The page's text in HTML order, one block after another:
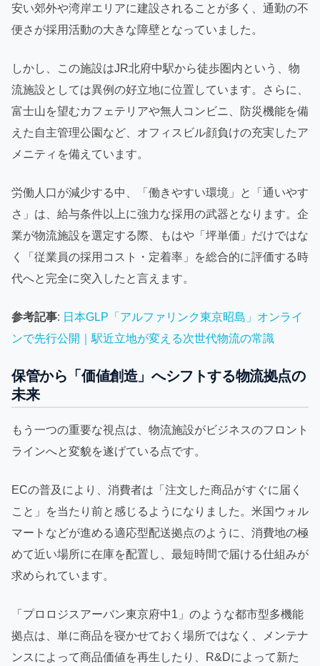
安い郊外や湾岸エリアに建設されることが多く、通勤の不
便さが採用活動の大きな障壁となっていました。
しかし、この施設はJR北府中駅から徒歩圏内という、物
流施設としては異例の好立地に位置しています。さらに、
富士山を望むカフェテリアや無人コンビニ、防災機能を備
えた自主管理公園など、オフィスビル顔負けの充実したア
メニティを備えています。
労働人口が減少する中、「働きやすい環境」と「通いやす
さ」は、給与条件以上に強力な採用の武器となります。企
業が物流施設を選定する際、もはや「坪単価」だけではな
く「従業員の採用コスト・定着率」を総合的に評価する時
代へと完全に突入したと言えます。
参考記事: 日本GLP「アルファリンク東京昭島」オンライ
ンで先行公開｜駅近立地が変える次世代物流の常識
保管から「価値創造」へシフトする物流拠点の
未来
もう一つの重要な視点は、物流施設がビジネスのフロント
ラインへと変貌を遂げている点です。
ECの普及により、消費者は「注文した商品がすぐに届く
こと」を当たり前と感じるようになりました。米国ウォル
マートなどが進める適応型配送拠点のように、消費地の極
めて近い場所に在庫を配置し、最短時間で届ける仕組みが
求められています。
「プロロジスアーバン東京府中1」のような都市型多機能
拠点は、単に商品を寝かせておく場所ではなく、メンテナ
ンスによって商品価値を再生したり、R&Dによって新た